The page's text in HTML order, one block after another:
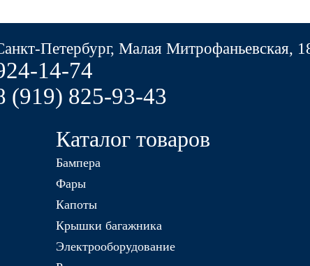
Петербург, Малая Митрофаньевская,
14-74
(919) 825-93-43
Каталог товаров
Бампера
Фары
Капоты
Крышки багажника
Электрооборудование